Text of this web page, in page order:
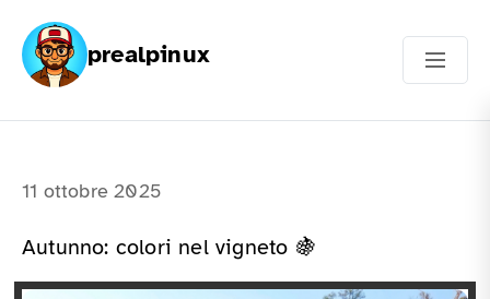
prealpinux
11 ottobre 2025
Autunno: colori nel vigneto 🍇